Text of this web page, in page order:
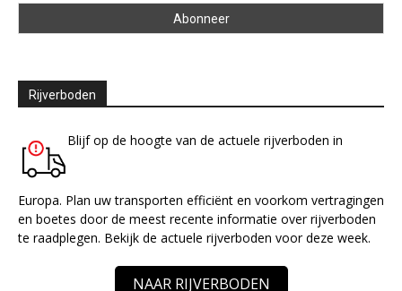
Rijverboden
Blijf op de hoogte van de actuele rijverboden in
Europa. Plan uw transporten efficiënt en voorkom vertragingen
en boetes door de meest recente informatie over rijverboden
te raadplegen. Bekijk de actuele rijverboden voor deze week.
NAAR RIJVERBODEN